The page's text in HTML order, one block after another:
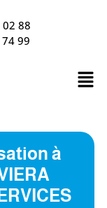
88
99
à